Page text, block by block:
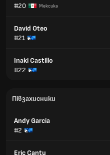
#20
Мексика
David Oteo
#21
Inaki Castillo
#22
Півзахисники
Andy Garcia
#2
Eric Cantu